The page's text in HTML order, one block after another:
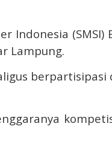
(SMSI)
Lampung.